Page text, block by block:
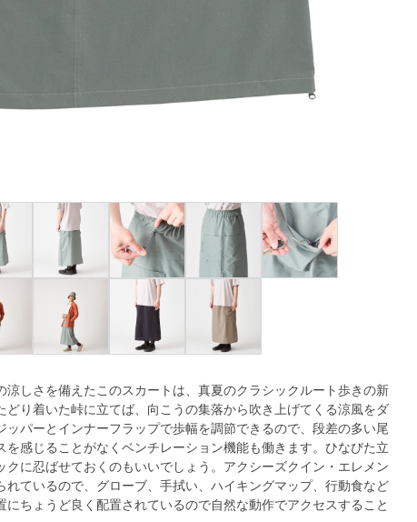
しさを備えたこのスカートは、真夏のクラシックルート歩きの新
り着いた峠に立てば、向こうの集落から吹き上げてくる涼風をダ
パーとインナーフラップで歩幅を調節できるので、段差の多い尾
感じることがなくベンチレーション機能も働きます。ひなびた立
に忍ばせておくのもいいでしょう。アクシーズクイン・エレメン
ているので、グローブ、手拭い、ハイキングマップ、行動食など
ちょうど良く配置されているので自然な動作でアクセスすること